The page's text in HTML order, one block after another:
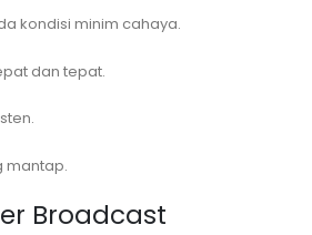
kondisi minim cahaya.
dan tepat.
mantap.
Broadcast